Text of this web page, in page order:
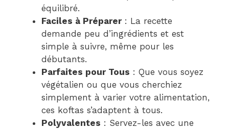
équilibré.
Faciles à Préparer: La recette
demande peu d’ingrédients et est
simple à suivre, même pour les
débutants.
Parfaites pour Tous : Que vous soyez
végétalien ou que vous cherchiez
simplement à varier votre alimentation,
ces koftas s’adaptent à tous.
Polyvalentes : Servez-les avec une